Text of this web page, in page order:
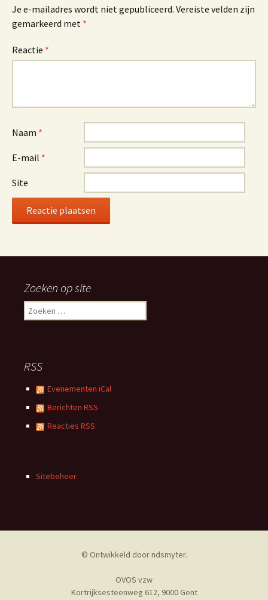
Je e-mailadres wordt niet gepubliceerd. Vereiste velden zijn
gemarkeerd met *
Reactie *
Naam *
E-mail *
Site
Zoeken op site
Zoeken
naar:
RSS
Evenementen iCal
Berichten RSS
Reacties RSS
Sitebeheer
© Ontwikkeld doorndsmyter.
OVOS vzw
Kortrijksesteenweg 612, 9000 Gent